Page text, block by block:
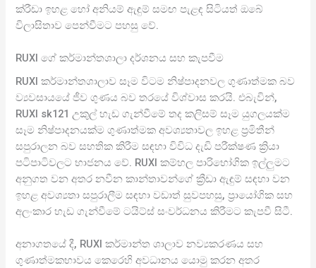
ක්රීඩා ඉහළ හෝ අනියම් ඇඳුම් සමඟ පැළඳ සිටියත් ඔබේ
විලාසිතාව පෙන්වීමට පහසු වේ.
RUXI ගේ කර්මාන්තශාලා දර්ශනය සහ කැපවීම
RUXI කර්මාන්තශාලාව සෑම විටම නිෂ්පාදනවල ගුණාත්මක බව
ව්‍යවසායයේ ජීව ගුණය බව තරයේ විශ්වාස කරයි. එබැවින්,
RUXI sk121 උකුල් හැඩ ගැන්වීමේ තද කලිසම් සෑම යුගලයක්ම
සෑම නිෂ්පාදනයක්ම ගුණාත්මක අවශ්‍යතාවල ඉහළ ප්‍රමිතීන්
සපුරාලන බව සහතික කිරීම සඳහා විවිධ දැඩි පරීක්ෂණ ක්‍රියා
පටිපාටිවලට භාජනය වේ. RUXI කම්හල පාරිභෝගික ඉල්ලුමට
අනුගත වන අතර නවීන කාන්තාවන්ගේ ක්‍රීඩා ඇඳුම් සඳහා වන
ඉහළ අවශ්‍යතා සපුරාලීම සඳහා වඩාත් සුවපහසු, ප්‍රායෝගික සහ
අලංකාර හැඩ ගැන්වීමේ ටයිට්ස් සංවර්ධනය කිරීමට කැපවී සිටී.
අනාගතයේ දී, RUXI කර්මාන්ත ශාලාව නව්‍යකරණය සහ
ගුණාත්මකභාවය කෙරෙහි අවධානය යොමු කරන අතර